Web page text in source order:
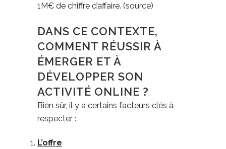
1M€ de chiffre d’affaire. (source)
DANS CE CONTEXTE,
COMMENT RÉUSSIR À
ÉMERGER ET À
DÉVELOPPER SON
ACTIVITÉ ONLINE ?
Bien sûr, il y a certains facteurs clés à
respecter :
L’offre